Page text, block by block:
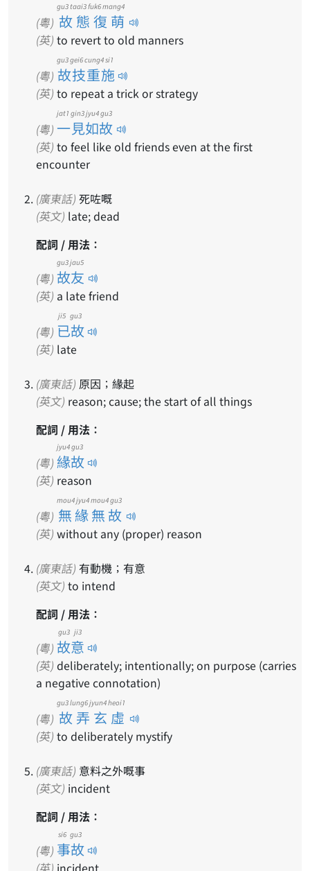
(粵) 故態復萌
gu3 taai3 fuk6 mang4
(英) to revert to old manners
(粵) 故技重施
gu3 gei6 cung4 si1
(英) to repeat a trick or strategy
(粵) 一見如故
jat1 gin3 jyu4 gu3
(英) to feel like old friends even at the first
encounter
(廣東話) 死咗嘅
(英文) late; dead
配詞 / 用法：
(粵) 故友
gu3 jau5
(英) a late friend
(粵) 已故
ji5 gu3
(英) late
(廣東話) 原因；緣起
(英文) reason; cause; the start of all things
配詞 / 用法：
(粵) 緣故
jyu4 gu3
(英) reason
(粵) 無緣無故
mou4 jyu4 mou4 gu3
(英) without any (proper) reason
(廣東話) 有動機；有意
(英文) to intend
配詞 / 用法：
(粵) 故意
gu3 ji3
(英) deliberately; intentionally; on purpose (carries
a negative connotation)
(粵) 故弄玄虛
gu3 lung6 jyun4 heoi1
(英) to deliberately mystify
(廣東話) 意料之外嘅事
(英文) incident
配詞 / 用法：
(粵) 事故
si6 gu3
(英) incident